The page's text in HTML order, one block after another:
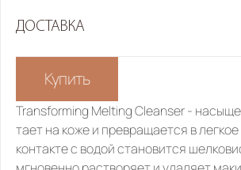
ДОСТАВКА
Купить
Transforming Melting Cleanser -
тает на коже и превращается в
контакте с водой становится